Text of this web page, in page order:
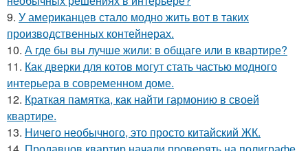
9. У американцев стало модно жить вот в таких
производственных контейнерах.
10. А где бы вы лучше жили: в общаге или в квартире?
11. Как дверки для котов могут стать частью модного
интерьера в современном доме.
12. Краткая памятка, как найти гармонию в своей
квартире.
13. Ничего необычного, это просто китайский ЖК.